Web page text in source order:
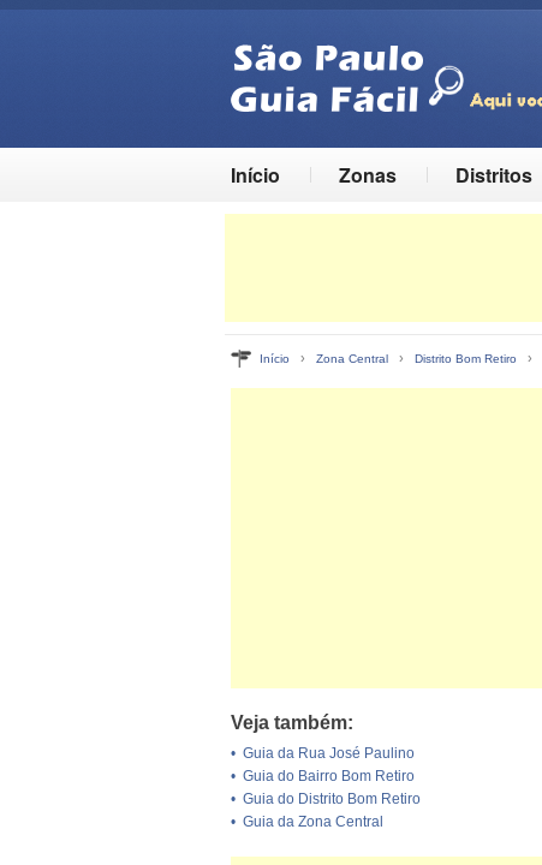
Início Zonas Distritos
Início › Zona Central › Distrito Bom Retiro ›
Veja também:
• Guia da Rua José Paulino
• Guia do Bairro Bom Retiro
• Guia do Distrito Bom Retiro
• Guia da Zona Central